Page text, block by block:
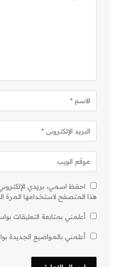
احفظ اسمي، بريدي
هذا المتصفح لاستخدامها المرة
أعلمني بمتابعة التعليقات
أعلمني بالمواضيع الجديدة